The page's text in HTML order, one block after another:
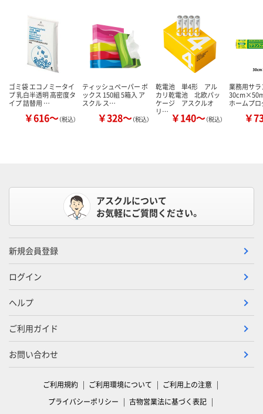
ゴミ袋 エコノミータイ
プ 乳白半透明 高密度タ
イプ 詰替用 …
￥616～（税込）
ティッシュペーパー ボ
ックス 150組 5箱入 ア
スクル ス…
￥328～（税込）
乾電池 単4形 アル
カリ乾電池 北欧パッ
ケージ アスクルオ
リ… ￥140～（税込）
業務用サ
ホームプ
￥
アスクルについて
お気軽にご質問ください。
新規会員登録
ログイン
ヘルプ
ご利用ガイド
お問い合わせ
ご利用規約 ご利用環境について
ご利用上の注意
プライバシーポリシー
古物営業法に基づく表記